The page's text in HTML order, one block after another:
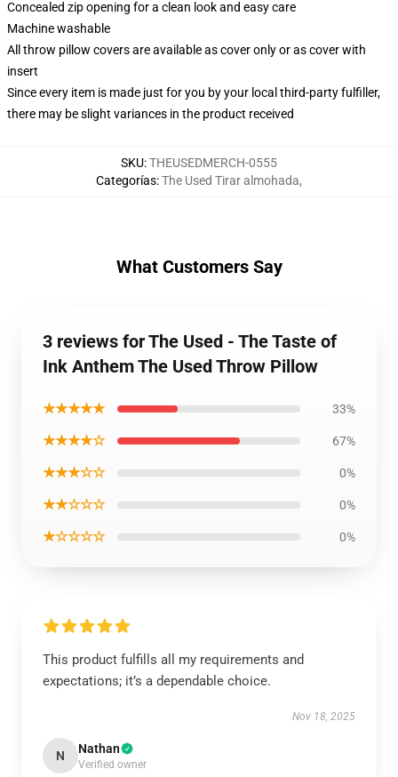
Concealed zip opening for a clean look and easy care
Machine washable
All throw pillow covers are available as cover only or as cover with
insert
Since every item is made just for you by your local third-party fulfiller,
there may be slight variances in the product received
SKU:THEUSEDMERCH-0555
Categorías:The Used Tirar almohada,
What Customers Say
3 reviews for The Used - The Taste of
Ink Anthem The Used Throw Pillow
★★★★★ 33%
★★★★☆ 67%
★★★☆☆ 0%
★★☆☆☆ 0%
★☆☆☆☆ 0%
This product fulfills all my requirements and
expectations; it’s a dependable choice.
Nov 18, 2025
N Nathan
Verified owner